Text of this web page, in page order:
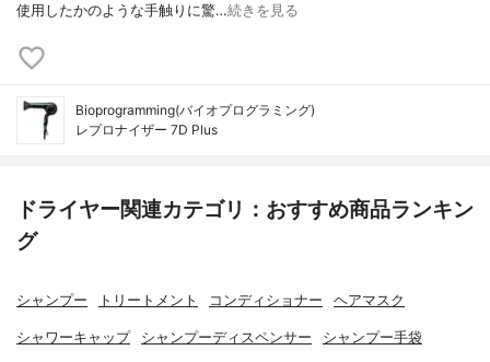
使用したかのような手触りに驚…続きを見る
Bioprogramming(バイオプログラミング)
レプロナイザー 7D Plus
ドライヤー関連カテゴリ：おすすめ商品ランキン
グ
シャンプー トリートメント コンディショナー ヘアマスク
シャワーキャップ シャンプーディスペンサー シャンプー手袋